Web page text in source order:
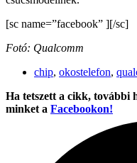
[sc name=”facebook” ][/sc]
Fotó: Qualcomm
chip, okostelefon,
Ha tetszett a cikk, további
minket a Facebookon!